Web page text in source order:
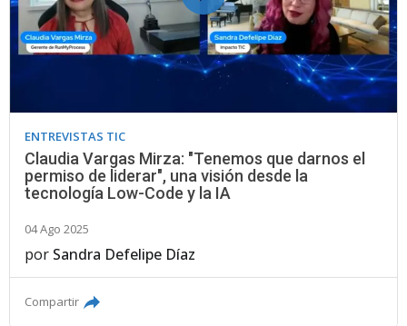
ENTREVISTAS TIC
Claudia Vargas Mirza: "Tenemos que darnos el
permiso de liderar", una visión desde la
tecnología Low-Code y la IA
04 Ago 2025
por Sandra Defelipe Díaz
Compartir